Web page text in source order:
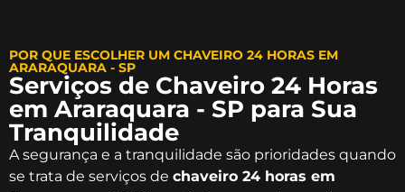
POR QUE ESCOLHER UM CHAVEIRO 24 HORAS EM
ARARAQUARA - SP
Serviços de Chaveiro 24 Horas
em Araraquara - SP para Sua
Tranquilidade
A segurança e a tranquilidade são prioridades quando
se trata de serviços de chaveiro 24 horas em